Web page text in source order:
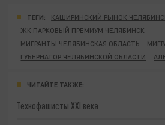
ТЕГИ:
КАШИРИНСКИЙ РЫНОК
ЖК ПАРКОВЫЙ ПРЕМИУМ ЧЕЛЯБИНСК
МИГРАНТЫ ЧЕЛЯБИНСКАЯ ОБЛАСТЬ
ГУБЕРНАТОР ЧЕЛЯБИНСКОЙ ОБЛАСТИ
ЧИТАЙТЕ ТАКЖЕ:
Технофашисты XXI века